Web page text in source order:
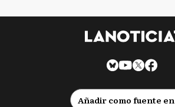
Añadir como fuente en